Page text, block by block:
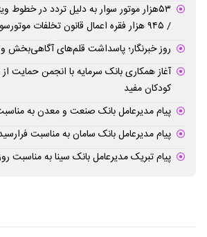
۵۳هزار موتور سوار به دلیل تردد در خطوط
/ ۹۴۵ هزار فقره اعمال قانون تخلفات موتورسواران در سال ۱۴۰۵
روز خبرنگار؛ پاسداشت قلم‌های آگاهی‌بخش
آغاز همکاری بانک سرمایه با انجمن حمایت از
کودکان مفید
پیام مدیرعامل بانک صنعت و معدن به
پیام مدیرعامل بانک سامان به مناسبت
پیام تبریک مدیرعامل بانک سینا به مناسبت